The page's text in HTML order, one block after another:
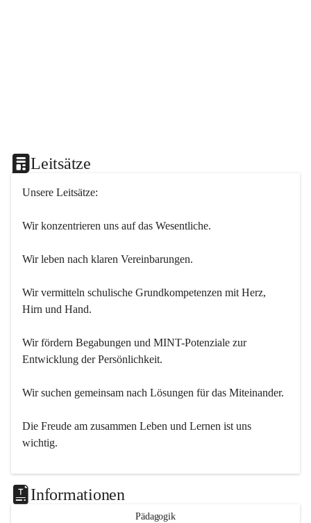
Leitsätze
Unsere Leitsätze:
Wir konzentrieren uns auf das Wesentliche.
Wir leben nach klaren Vereinbarungen.
Wir vermitteln schulische Grundkompetenzen mit Herz,
Hirn und Hand.
Wir fördern Begabungen und MINT-Potenziale zur
Entwicklung der Persönlichkeit.
Wir suchen gemeinsam nach Lösungen für das Miteinander.
Die Freude am zusammen Leben und Lernen ist uns
wichtig.
Informationen
Pädagogik